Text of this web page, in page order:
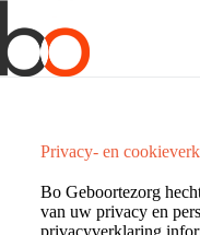
Privacy- en
Bo Geboortezorg
van uw privacy en
privacyverklaring